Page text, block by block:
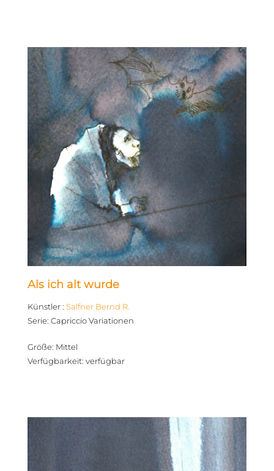
Als ich alt wurde
Künstler: Salfner Bernd R.
Serie: Capriccio Variationen
Größe: Mittel
Verfügbarkeit: verfügbar